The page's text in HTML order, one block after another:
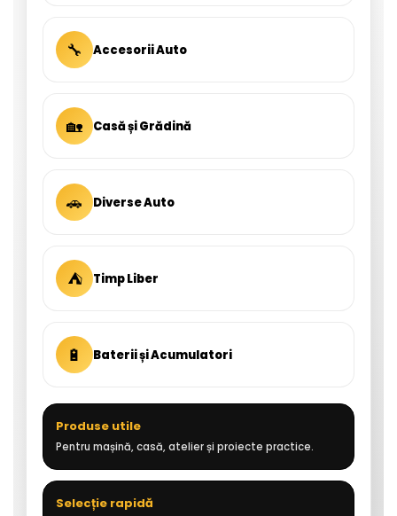
🔧 Accesorii Auto
🏡 Casă și Grădină
🚗 Diverse Auto
⛺ Timp Liber
🔋 Baterii și Acumulatori
Produse utile
Pentru mașină, casă, atelier și proiecte practice.
Selecție rapidă